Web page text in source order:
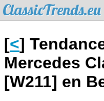
ClassicTrends.eu
[<]
Mercedes
[W211] en